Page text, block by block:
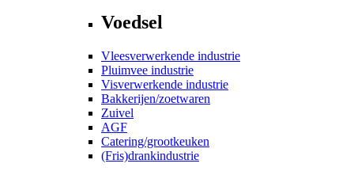
Voedsel
Vleesverwerkende industrie
Pluimvee industrie
Visverwerkende industrie
Bakkerijen/zoetwaren
Zuivel
AGF
Catering/grootkeuken
(Fris)drankindustrie